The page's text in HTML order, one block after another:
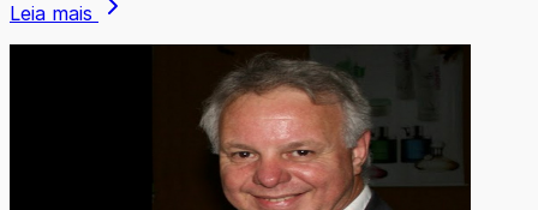
Leia mais